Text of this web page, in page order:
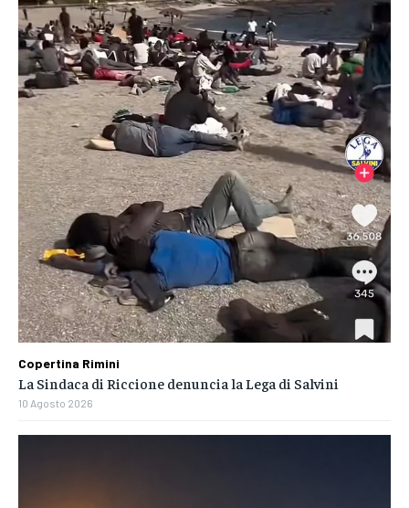
Copertina Rimini
La Sindaca di Riccione denuncia la Lega di Salvini
10 Agosto 2026